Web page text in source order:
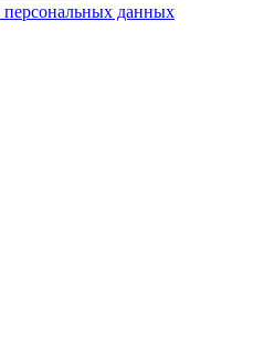
персональных данных